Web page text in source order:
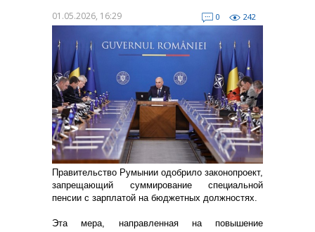
01.05.2026, 16:29 0 242
Правительство Румынии одобрило законопроект,
запрещающий суммирование специальной
пенсии с зарплатой на бюджетных должностях.
Эта мера, направленная на повышение